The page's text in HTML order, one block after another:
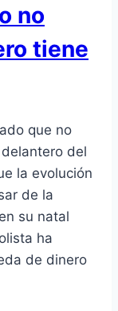
no
tiene
que no
del
la evolución
de la
su natal
ha
de dinero